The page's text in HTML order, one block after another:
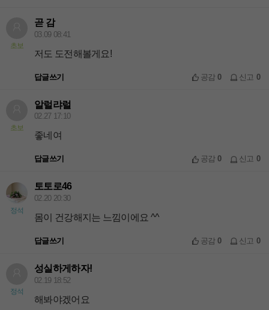
초보
곧 감
03.09 08:41
저도 도전해볼게요!
답글쓰기 공감0 신고 0
초보
알럴랴럴
02.27 17:10
좋네여
답글쓰기 공감0 신고 0
정석
토토로46
02.20 20:30
몸이 건강해지는 느낌이에요 ^^
답글쓰기 공감0 신고 0
정석
성실하게하자!
02.19 18:52
해봐야겠어요